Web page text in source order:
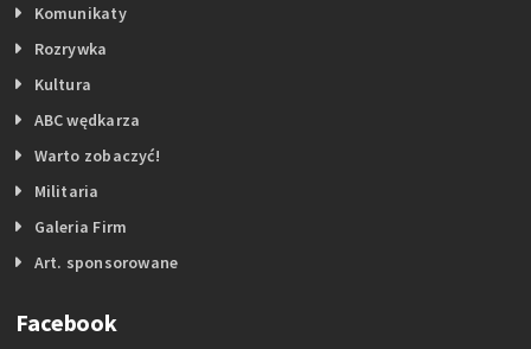
Komunikaty
Rozrywka
Kultura
ABC wędkarza
Warto zobaczyć!
Militaria
Galeria Firm
Art. sponsorowane
Facebook